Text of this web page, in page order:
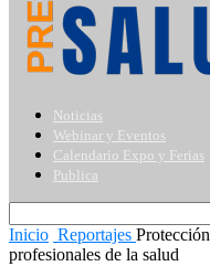
Noticias
Webinar y Eventos
Calendario Expo y Ferias
Publica
Inicio Reportajes
profesionales de la salud